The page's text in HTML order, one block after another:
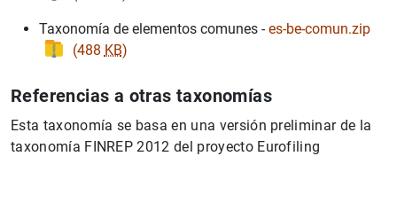
Taxonomía de elementos comunes -es-be-comun.zip
(488 KB)
Referencias a otras taxonomías
Esta taxonomía se basa en una versión preliminar de la
taxonomía FINREP 2012 del proyecto Eurofiling